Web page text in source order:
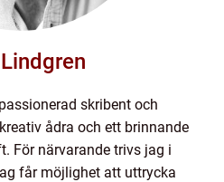
skribent och
ådra och ett brinnande
För närvarande trivs jag i
får möjlighet att uttrycka